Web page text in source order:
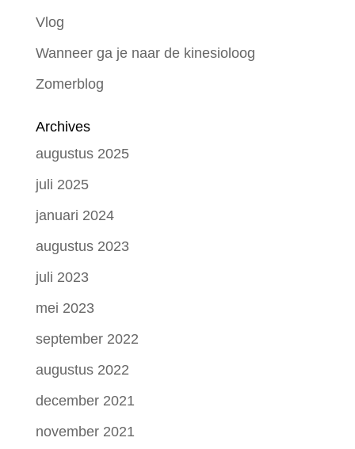
Vlog
Wanneer ga je naar de kinesioloog
Zomerblog
Archives
augustus 2025
juli 2025
januari 2024
augustus 2023
juli 2023
mei 2023
september 2022
augustus 2022
december 2021
november 2021